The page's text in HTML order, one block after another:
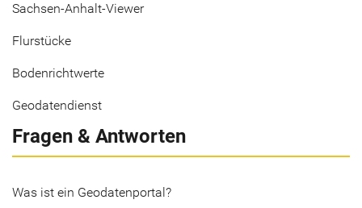
Sachsen-Anhalt-Viewer
Flurstücke
Bodenrichtwerte
Geodatendienst
Fragen & Antworten
Was ist ein Geodatenportal?